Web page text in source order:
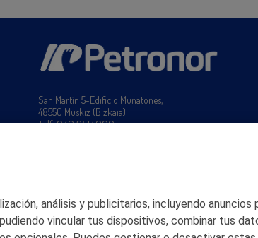
San Martín 5-Edificio Muñatones,
48550 Muskiz (Bizkaia)
Telf. 946 357 000
análisis y publicitarios, incluyendo
vincular tus dispositivos, combinar tus